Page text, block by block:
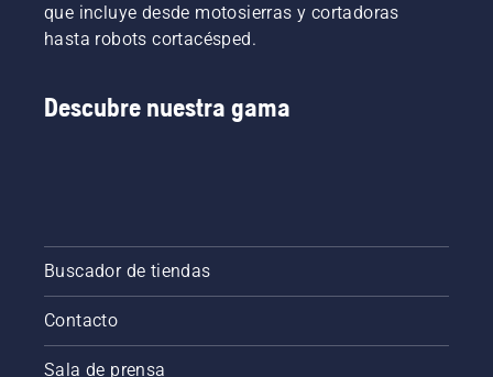
que incluye desde motosierras y cortadoras
hasta robots cortacésped.
Descubre nuestra gama
Buscador de tiendas
Contacto
Sala de prensa